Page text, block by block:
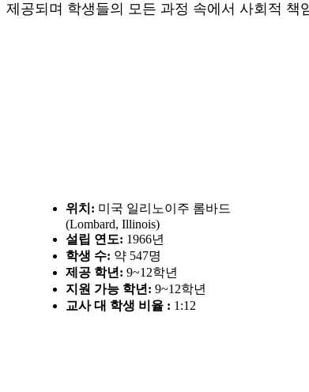
제공되며 학생들의 모든 과정 속에서 사회적 책
위치: 미국 일리노이주 롬바드
(Lombard, Illinois)
설립 연도: 1966년
학생 수: 약 547명
제공 학년: 9~12학년
지원 가능 학년: 9~12학년
교사 대 학생 비율 : 1:12